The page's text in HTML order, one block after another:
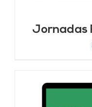
Jornadas